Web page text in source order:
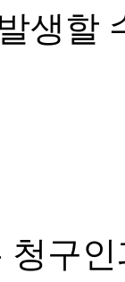
생할
구